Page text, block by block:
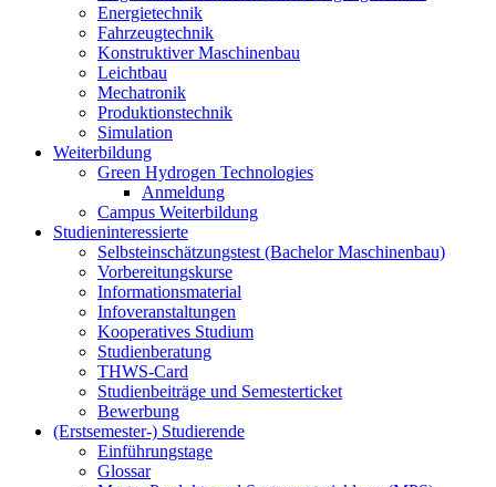
Energietechnik
Fahrzeugtechnik
Konstruktiver Maschinenbau
Leichtbau
Mechatronik
Produktionstechnik
Simulation
Weiterbildung
Green Hydrogen Technologies
Anmeldung
Campus Weiterbildung
Studieninteressierte
Selbsteinschätzungstest (Bachelor Maschinenbau)
Vorbereitungskurse
Informationsmaterial
Infoveranstaltungen
Kooperatives Studium
Studienberatung
THWS-Card
Studienbeiträge und Semesterticket
Bewerbung
(Erstsemester-) Studierende
Einführungstage
Glossar